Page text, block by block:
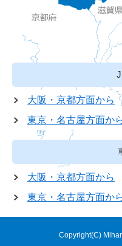
大阪・京都方面から
東京・名古屋方面か
大阪・京都方面から
東京・名古屋方面か
Copyright(C)